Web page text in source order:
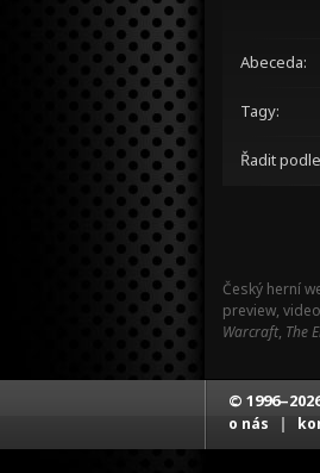
Abeceda:
Tagy:
Řadit
Český herní
preview,
Warcraft, The
©
o nás |